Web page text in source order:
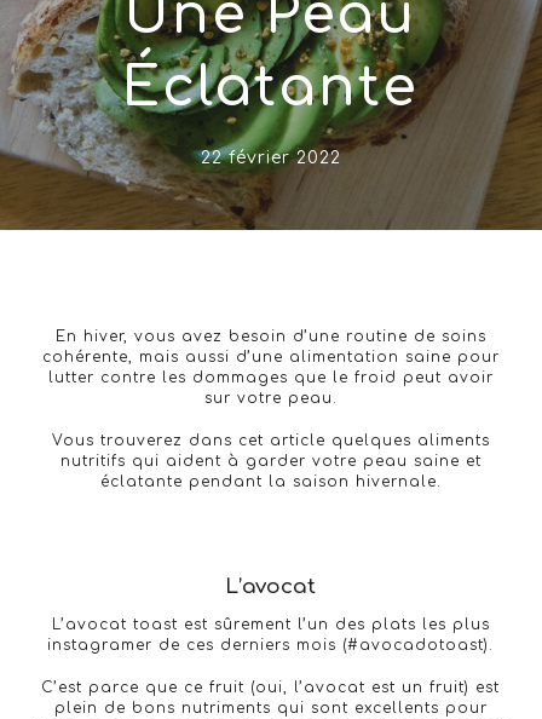
Une Peau
Éclatante
22 février 2022
En hiver, vous avez besoin d’une routine de soins
cohérente, mais aussi d’une alimentation saine pour
lutter contre les dommages que le froid peut avoir
sur votre peau.
Vous trouverez dans cet article quelques aliments
nutritifs qui aident à garder votre peau saine et
éclatante pendant la saison hivernale.
L’avocat
L’avocat toast est sûrement l’un des plats les plus
instagramer de ces derniers mois (#avocadotoast).
C’est parce que ce fruit (oui, l’avocat est un fruit) est
plein de bons nutriments qui sont excellents pour